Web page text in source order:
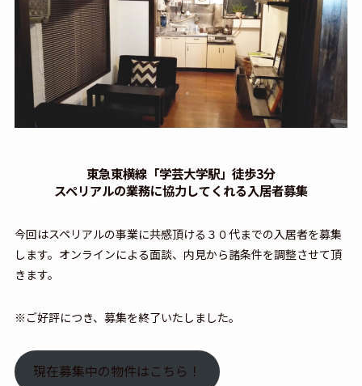
東急東横線「学芸大学駅」徒歩3分
スペリアルの業務に協力してくれる入居者募集
今回はスペリアルの事業に共感頂ける３０代までの入居者を募集
します。オンラインによる面談、内見から諸条件を調整させて頂
きます。
※ご好評につき、募集を終了いたしました。
現在募集中の物件はこちら！